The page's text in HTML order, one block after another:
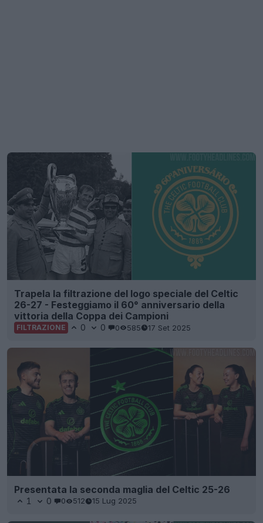
Trapela la filtrazione del logo speciale del Celtic
26-27 - Festeggiamo il 60° anniversario della
vittoria della Coppa dei Campioni
FILTRAZIONE 0 0 0 585 17 Set 2025
Presentata la seconda maglia del Celtic 25-26
1 0 0 512 15 Lug 2025